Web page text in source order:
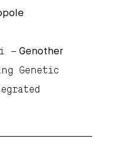
– Genother
Genetic